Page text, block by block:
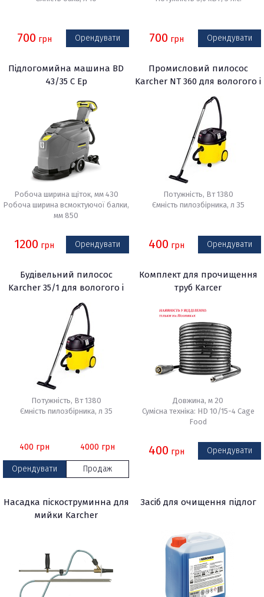
700 грн Орендувати 700 грн Орендувати
Підлогомийна машина BD
43/35 C Ep
Робоча ширина щіток, мм 430
Робоча ширина всмоктуючої балки,
мм 850
1200 грн Орендувати
Промисловий пилосос
Karcher NT 360 для вологого і
сухого сміття
Потужність, Вт 1380
Ємність пилозбірника, л 35
400 грн Орендувати
Будівельний пилосос
Karcher 35/1 для вологого і
сухого сміття
Потужність, Вт 1380
Ємність пилозбірника, л 35
400 грн
Орендувати
4000 грн
Продаж
Комплект для прочищення
труб Karcer
Довжина, м 20
Сумісна техніка: HD 10/15-4 Cage
Food
400 грн Орендувати
Насадка піскоструминна для
мийки Karcher
Засіб для очищення підлог